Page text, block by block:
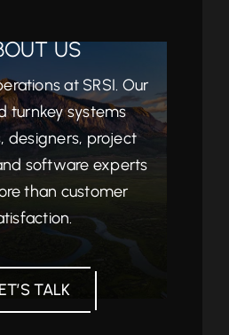
US
at SRSI. Our
turnkey systems
designers, project
software experts
than customer
TALK